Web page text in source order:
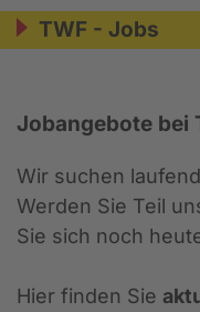
TWF - Jobs
Jobangebote bei
Wir suchen
Werden Sie Teil
Sie sich noch
Hier finden Sie